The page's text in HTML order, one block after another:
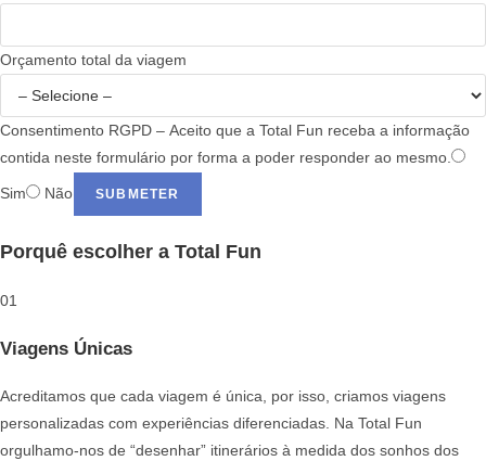
Orçamento total da viagem
Consentimento RGPD – Aceito que a Total Fun receba a informação
contida neste formulário por forma a poder responder ao mesmo.
Sim Não SUBMETER
Porquê escolher a Total Fun
01
Viagens Únicas
Acreditamos que cada viagem é única, por isso, criamos viagens
personalizadas com experiências diferenciadas. Na Total Fun
orgulhamo-nos de “desenhar” itinerários à medida dos sonhos dos